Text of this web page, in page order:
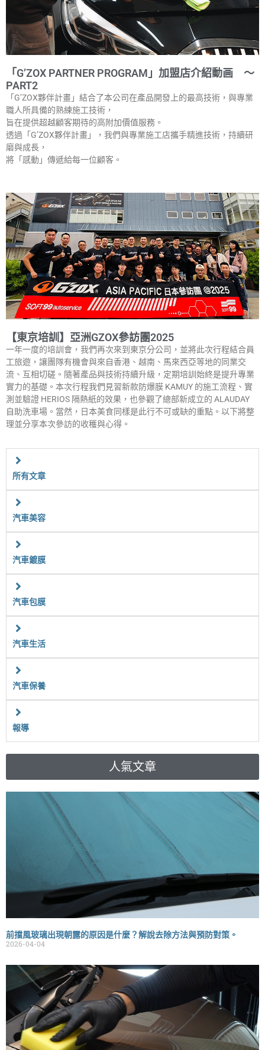
「G’ZOX PARTNER PROGRAM」加盟店介紹動画 ～
PART2
「G’ZOX夥伴計畫」結合了本公司在產品開發上的最高技術，與專業
職人所具備的熟練施工技術，
旨在提供超越顧客期待的高附加價值服務。
透過「G’ZOX夥伴計畫」，我們與專業施工店攜手精進技術，持續研
磨與成長，
將「感動」傳遞給每一位顧客。
【東京培訓】亞洲GZOX參訪團2025
一年一度的培訓會，我們再次來到東京分公司，並將此次行程結合員
工旅遊，讓團隊有機會與來自香港、越南、馬來西亞等地的同業交
流、互相切磋。隨著產品與技術持續升級，定期培訓始終是提升專業
實力的基礎。本次行程我們見習新款防爆膜 KAMUY 的施工流程、實
測並驗證 HERIOS 隔熱紙的效果，也參觀了總部新成立的 ALAUDAY
自助洗車場。當然，日本美食同樣是此行不可或缺的重點。以下將整
理並分享本次參訪的收穫與心得。
所有文章
汽車美容
汽車鍍膜
汽車包膜
汽車生活
汽車保養
報導
人氣文章
前擋風玻璃出現朝露的原因是什麼？解說去除方法與預防對策。
2026-04-04